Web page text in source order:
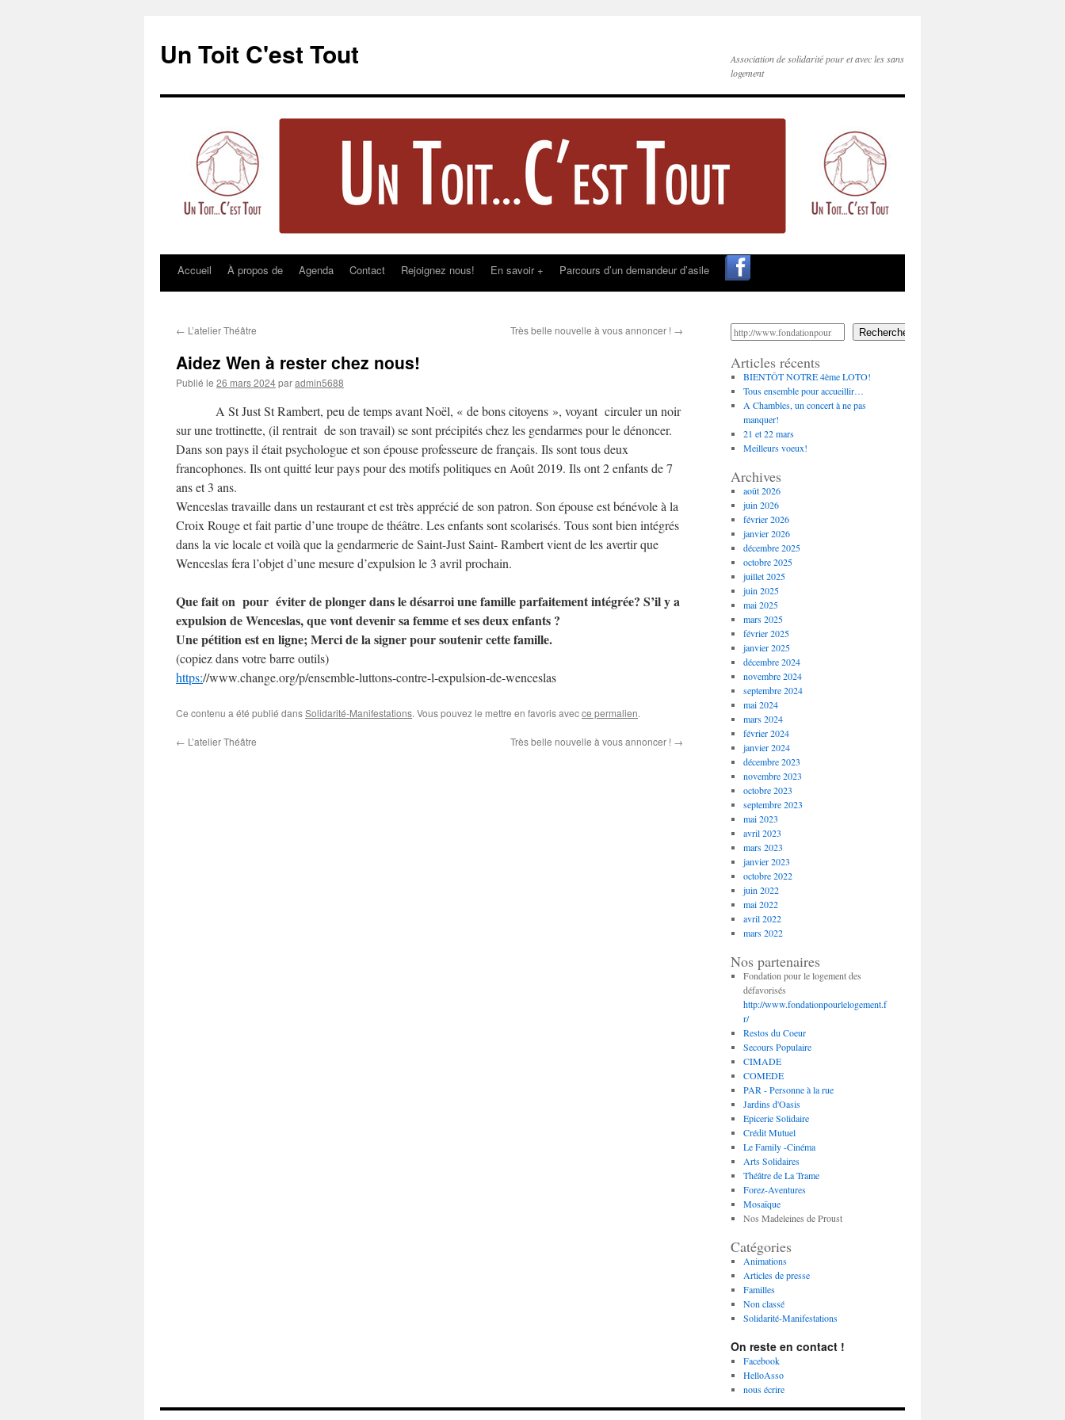
Un Toit C'est Tout
Association de solidarité pour et avec les sans
logement
Aller
contenu
Accueil À propos de Agenda Contact Rejoignez nous! En savoir + Parcours d’un demandeur d’asile
← L’atelier Théâtre Très belle nouvelle à vous annoncer ! →
Aidez Wen à rester chez nous!
Publié le 26 mars 2024paradmin5688
A St Just St Rambert, peu de temps avant Noël, « de bons citoyens », voyant circuler un noir
sur une trottinette, (il rentrait de son travail) se sont précipités chez les gendarmes pour le dénoncer.
Dans son pays il était psychologue et son épouse professeure de français. Ils sont tous deux
francophones. Ils ont quitté leur pays pour des motifs politiques en Août 2019. Ils ont 2 enfants de 7
ans et 3 ans.
Wenceslas travaille dans un restaurant et est très apprécié de son patron. Son épouse est bénévole à la
Croix Rouge et fait partie d’une troupe de théâtre. Les enfants sont scolarisés. Tous sont bien intégrés
dans la vie locale et voilà que la gendarmerie de Saint-Just Saint- Rambert vient de les avertir que
Wenceslas fera l’objet d’une mesure d’expulsion le 3 avril prochain.
Que fait on pour éviter de plonger dans le désarroi une famille parfaitement intégrée? S’il y a
expulsion de Wenceslas, que vont devenir sa femme et ses deux enfants ?
Une pétition est en ligne; Merci de la signer pour soutenir cette famille.
(copiez dans votre barre outils)
https://www.change.org/p/ensemble-luttons-contre-l-expulsion-de-wenceslas
Ce contenu a été publié dansSolidarité-Manifestations. Vous pouvez le mettre en favoris avecce permalien.
← L’atelier Théâtre Très belle nouvelle à vous annoncer ! →
Rechercher
Articles récents
BIENTÔT NOTRE 4ème LOTO!
Tous ensemble pour accueillir…
A Chambles, un concert à ne pas
manquer!
21 et 22 mars
Meilleurs voeux!
Archives
août 2026
juin 2026
février 2026
janvier 2026
décembre 2025
octobre 2025
juillet 2025
juin 2025
mai 2025
mars 2025
février 2025
janvier 2025
décembre 2024
novembre 2024
septembre 2024
mai 2024
mars 2024
février 2024
janvier 2024
décembre 2023
novembre 2023
octobre 2023
septembre 2023
mai 2023
avril 2023
mars 2023
janvier 2023
octobre 2022
juin 2022
mai 2022
avril 2022
mars 2022
Nos partenaires
Fondation pour le logement des
défavorisés
http://www.fondationpourlelogement.f
r/
Restos du Coeur
Secours Populaire
CIMADE
COMEDE
PAR - Personne à la rue
Jardins d'Oasis
Epicerie Solidaire
Crédit Mutuel
Le Family -Cinéma
Arts Solidaires
Théâtre de La Trame
Forez-Aventures
Mosaïque
Nos Madeleines de Proust
Catégories
Animations
Articles de presse
Familles
Non classé
Solidarité-Manifestations
On reste en contact !
Facebook
HelloAsso
nous écrire